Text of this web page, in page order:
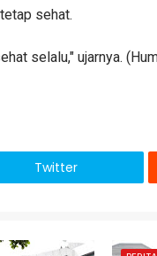
sehat.
selalu," ujarnya.
Twitter